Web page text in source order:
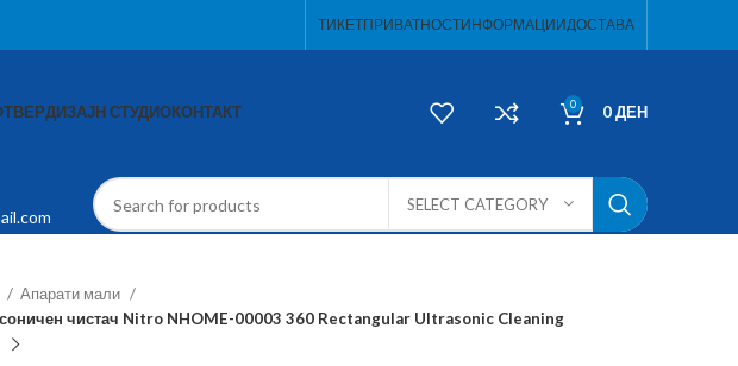
ТИКЕТПРИВАТНОСТИНФОРМАЦИИДОСТАВА
ДИЗАЈН СТУДИОКОНТАКТ 0 0ДЕН
SELECT CATEGORY
Апарати мали
чистач Nitro NHOME-00003 360 Rectangular Ultrasonic Cleaning